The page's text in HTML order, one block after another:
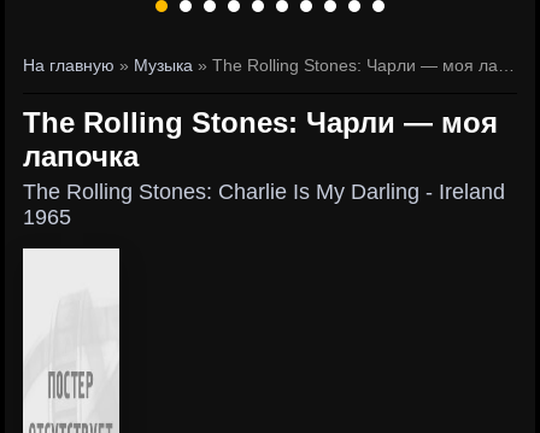
На главную » Музыка » The Rolling Stones: Чарли — моя лапочка
The Rolling Stones: Чарли — моя
лапочка
The Rolling Stones: Charlie Is My Darling - Ireland
1965